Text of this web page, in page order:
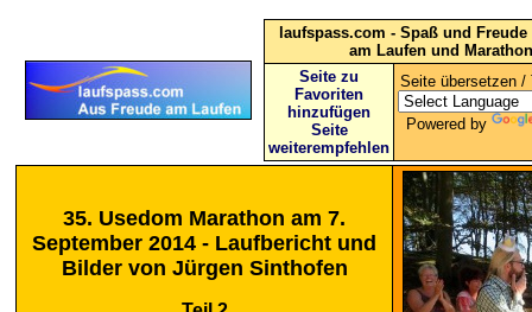
laufspass.com - Spaß und
am Laufen und Marathon
Seite zu
Favoriten
hinzufügen
Seite
weiterempfehlen
Seite übersetzen /
Powered by
35. Usedom Marathon am 7.
September 2014 - Laufbericht und
Bilder von Jürgen Sinthofen